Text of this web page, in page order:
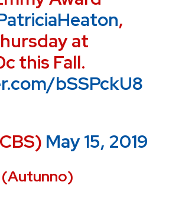
,
at
this Fall.
bSSPckU8
May 15, 2019